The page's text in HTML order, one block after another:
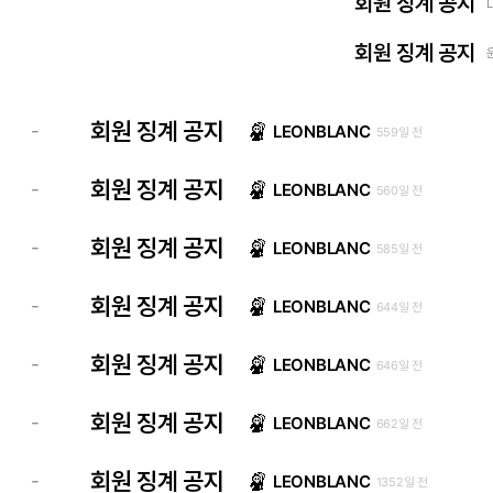
회원 징계 공지
- 회원 징계 공지 LEONBLANC 559일 전
- 회원 징계 공지 LEONBLANC 560일 전
- 회원 징계 공지 LEONBLANC 585일 전
- 회원 징계 공지 LEONBLANC 644일 전
- 회원 징계 공지 LEONBLANC 646일 전
- 회원 징계 공지 LEONBLANC 662일 전
- 회원 징계 공지 LEONBLANC 1352일 전